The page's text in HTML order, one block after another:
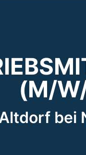
(M/
bei